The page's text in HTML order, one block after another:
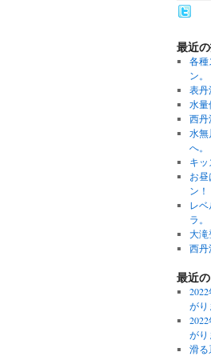
最近
各種
ン。
表丹
水量
西丹
水無
へ。
キッ
お
ン！
レ
ラ。
大滝
西丹
最近
がり
がり
滑る